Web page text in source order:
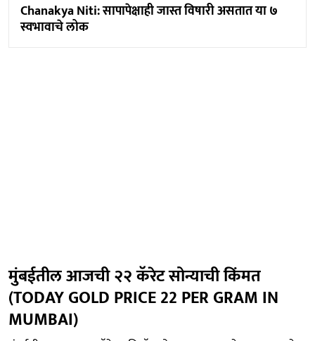
Chanakya Niti: सापापेक्षाही जास्त विषारी असतात या ७
स्वभावाचे लोक
मुंबईतील आजची २२ कॅरेट सोन्याची किंमत
(TODAY GOLD PRICE 22 PER GRAM IN
MUMBAI)